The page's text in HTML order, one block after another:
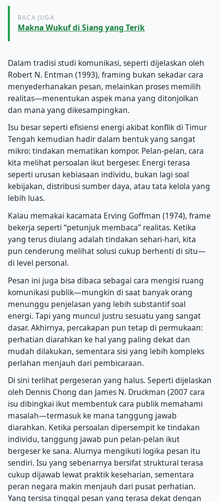
BACA JUGA
Makna Wukuf di Siang yang Terik
Dalam tradisi studi komunikasi, seperti dijelaskan oleh
Robert N. Entman (1993), framing bukan sekadar cara
menyederhanakan pesan, melainkan proses memilih
realitas—menentukan aspek mana yang ditonjolkan
dan mana yang dikesampingkan.
Isu besar seperti efisiensi energi akibat konflik di Timur
Tengah kemudian hadir dalam bentuk yang sangat
mikro: tindakan mematikan kompor. Pelan-pelan, cara
kita melihat persoalan ikut bergeser. Energi terasa
seperti urusan kebiasaan individu, bukan lagi soal
kebijakan, distribusi sumber daya, atau tata kelola yang
lebih luas.
Kalau memakai kacamata Erving Goffman (1974), frame
bekerja seperti “petunjuk membaca” realitas. Ketika
yang terus diulang adalah tindakan sehari-hari, kita
pun cenderung melihat solusi cukup berhenti di situ—
di level personal.
Pesan ini juga bisa dibaca sebagai cara mengisi ruang
komunikasi publik—mungkin di saat banyak orang
menunggu penjelasan yang lebih substantif soal
energi. Tapi yang muncul justru sesuatu yang sangat
dasar. Akhirnya, percakapan pun tetap di permukaan:
perhatian diarahkan ke hal yang paling dekat dan
mudah dilakukan, sementara sisi yang lebih kompleks
perlahan menjauh dari pembicaraan.
Di sini terlihat pergeseran yang halus. Seperti dijelaskan
oleh Dennis Chong dan James N. Druckman (2007 cara
isu dibingkai ikut membentuk cara publik memahami
masalah—termasuk ke mana tanggung jawab
diarahkan. Ketika persoalan dipersempit ke tindakan
individu, tanggung jawab pun pelan-pelan ikut
bergeser ke sana. Alurnya mengikuti logika pesan itu
sendiri. Isu yang sebenarnya bersifat struktural terasa
cukup dijawab lewat praktik keseharian, sementara
peran negara makin menjauh dari pusat perhatian.
Yang tersisa tinggal pesan yang terasa dekat dengan